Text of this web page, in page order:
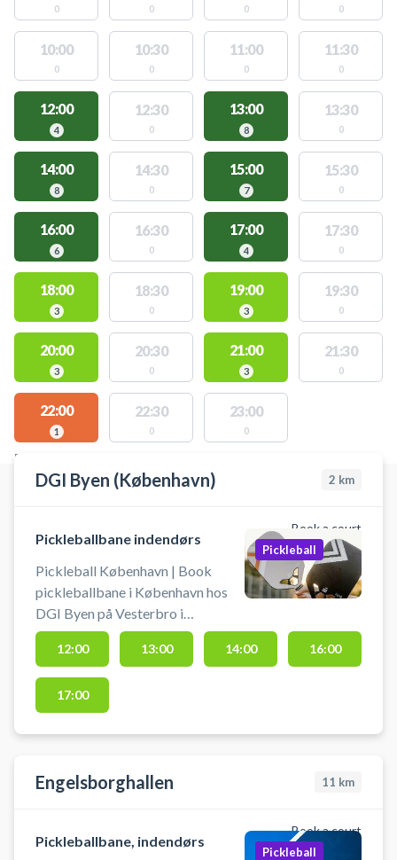
0 0 0 0
10:00
0
10:30
0
11:00
0
11:30
0
12:00
4
12:30
0
13:00
8
13:30
0
14:00
8
14:30
0
15:00
7
15:30
0
16:00
6
16:30
0
17:00
4
17:30
0
18:00
3
18:30
0
19:00
3
19:30
0
20:00
3
20:30
0
21:00
3
21:30
0
22:00
1
22:30
0
23:00
0
FACILITIES WITH AVAILABLE ACTIVITIES
DGI Byen (København) 2 km
Book a court
Pickleballbane indendørs
Pickleball København | Book
pickleballbane i København hos
DGI Byen på Vesterbro i
København – spil pickleball midt i
byen. Der er 4 pickleballbaner klar
til booking - centralt beliggende
hos DGI Byen København. DGI
København V, byder udover leje af
sportsaktiviteter som badminton,
Pickleball
12:00 13:00 14:00 16:00
17:00
Engelsborghallen 11 km
Book a court
Pickleballbane, indendørs
Pickleball